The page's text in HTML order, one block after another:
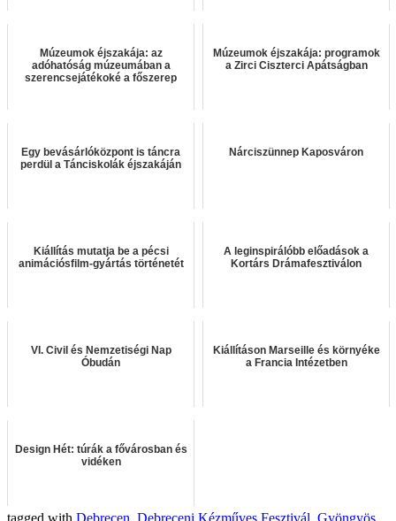
Múzeumok éjszakája: az
adóhatóság múzeumában a
szerencsejátékoké a főszerep
Múzeumok éjszakája: programok
a Zirci Ciszterci Apátságban
Egy bevásárlóközpont is táncra
perdül a Tánciskolák éjszakáján
Nárciszünnep Kaposváron
Kiállítás mutatja be a pécsi
animációsfilm-gyártás történetét
A leginspirálóbb előadások a
Kortárs Drámafesztiválon
VI. Civil és Nemzetiségi Nap
Óbudán
Kiállításon Marseille és környéke
a Francia Intézetben
Design Hét: túrák a fővárosban és
vidéken
tagged with Debrecen Debreceni Kézműves Fesztivál Gyöngyös